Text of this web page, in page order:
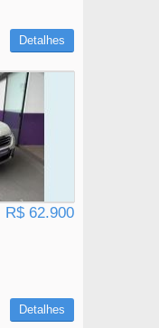
Detalhes
R$ 62.900
Detalhes